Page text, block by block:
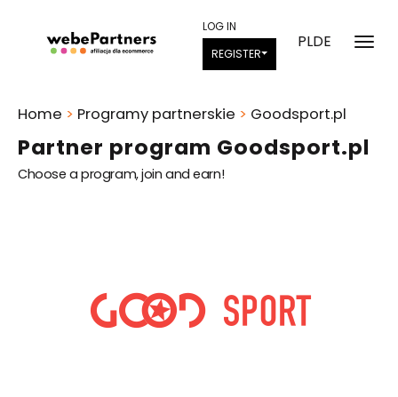
PLDE
LOG IN
REGISTER
Partner program Goodsport.pl
Choose a program, join and earn!
Home > Programy partnerskie > Goodsport.pl